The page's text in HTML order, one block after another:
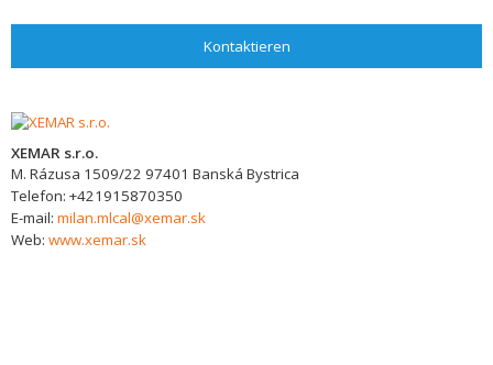
Kontaktieren
XEMAR s.r.o.
M. Rázusa 1509/22 97401 Banská Bystrica
Telefon: +421915870350
E-mail: milan.mlcal@xemar.sk
Web: www.xemar.sk